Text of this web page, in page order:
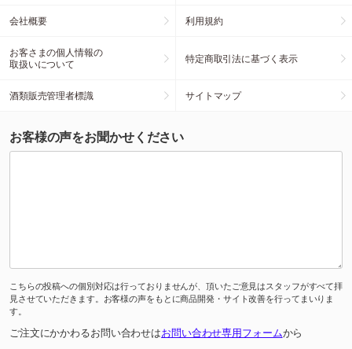
会社概要 利用規約
お客さまの個人情報の
取扱いについて
特定商取引法に基づく表示
酒類販売管理者標識 サイトマップ
お客様の声をお聞かせください
こちらの投稿への個別対応は行っておりませんが、頂いたご意見はスタッフがすべて拝
見させていただきます。お客様の声をもとに商品開発・サイト改善を行ってまいりま
す。
ご注文にかかわるお問い合わせはお問い合わせ専用フォームから